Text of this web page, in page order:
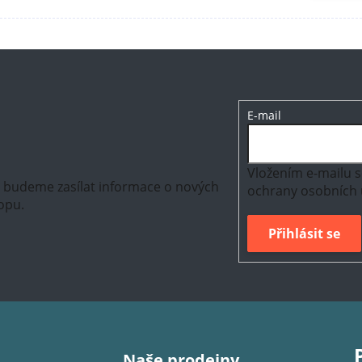
zasílat informace o nových
E-mail
Vložením e-mailu
ochrany osobních
Přihlásit se